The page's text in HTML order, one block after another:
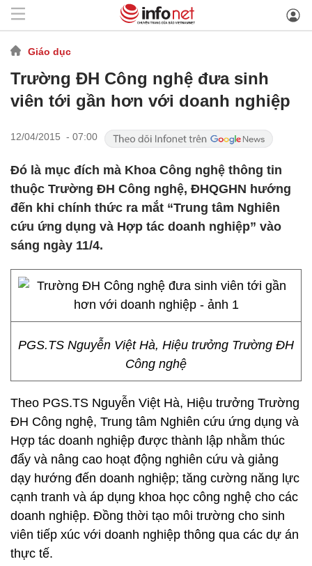
Giáo dục
Trường ĐH Công nghệ đưa sinh
viên tới gần hơn với doanh nghiệp
12/04/2015 - 07:00
Đó là mục đích mà Khoa Công nghệ thông tin
thuộc Trường ĐH Công nghệ, ĐHQGHN hướng
đến khi chính thức ra mắt “Trung tâm Nghiên
cứu ứng dụng và Hợp tác doanh nghiệp” vào
sáng ngày 11/4.
PGS.TS Nguyễn Việt Hà, Hiệu trưởng Trường ĐH
Công nghệ
Theo PGS.TS Nguyễn Việt Hà, Hiệu trưởng Trường
ĐH Công nghệ, Trung tâm Nghiên cứu ứng dụng và
Hợp tác doanh nghiệp được thành lập nhằm thúc
đẩy và nâng cao hoạt động nghiên cứu và giảng
dạy hướng đến doanh nghiệp; tăng cường năng lực
cạnh tranh và áp dụng khoa học công nghệ cho các
doanh nghiệp. Đồng thời tạo môi trường cho sinh
viên tiếp xúc với doanh nghiệp thông qua các dự án
thực tế.